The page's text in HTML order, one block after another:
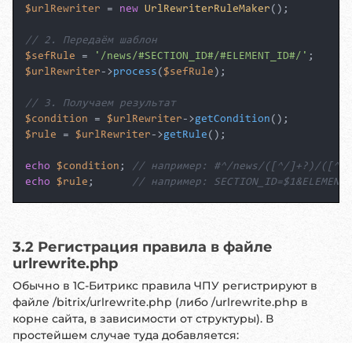
$urlRewriter = new UrlRewriterRuleMaker ();
// 2. Передаём шаблон
$sefRule = '/news/#SECTION_ID#/#ELEMENT_ID#/'
$urlRewriter->process ( $sefRule );
// 3. Получаем результат
$condition = $urlRewriter->getCondition
$rule = $urlRewriter->getRule ();
echo $condition ; // например: #^/news/([^/]+?)/([^/
echo
$rule ; // например:
3.2 Регистрация правила в файле
urlrewrite.php
Обычно в 1С-Битрикс правила ЧПУ регистрируют в
файле /bitrix/urlrewrite.php (либо /urlrewrite.php в
корне сайта, в зависимости от структуры). В
простейшем случае туда добавляется: